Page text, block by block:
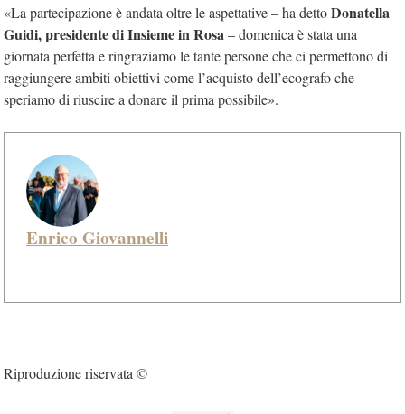
«La partecipazione è andata oltre le aspettative – ha dettoDonatella
Guidi, presidente di Insieme in Rosa – domenica è stata una
giornata perfetta e ringraziamo le tante persone che ci permettono di
raggiungere ambiti obiettivi come l’acquisto dell’ecografo che
speriamo di riuscire a donare il prima possibile».
Enrico Giovannelli
Riproduzione riservata ©